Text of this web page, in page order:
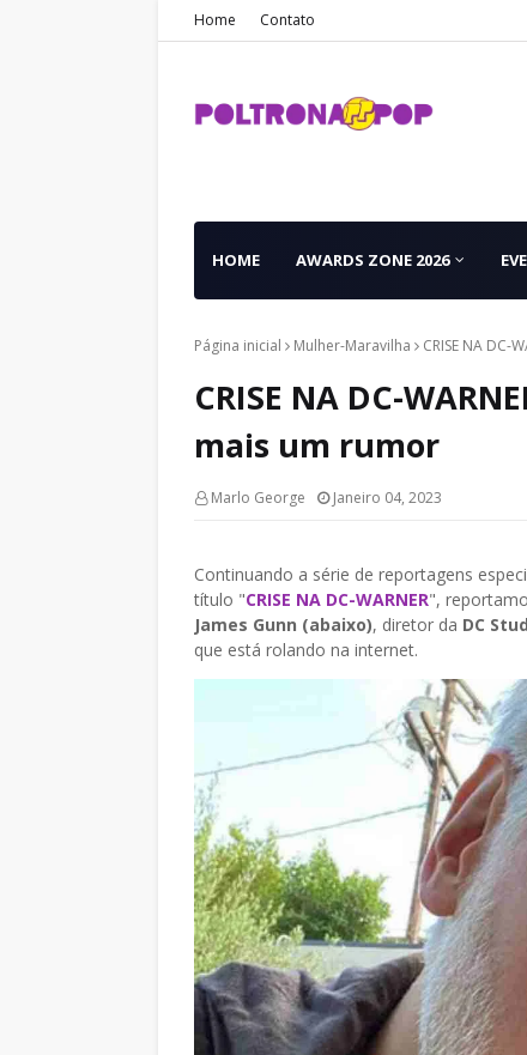
Home Contato
HOME AWARDS ZONE 2026
Página inicial Mulher-Maravilha CRISE NA DC-
CRISE NA DC-
mais um rumor
Marlo George Janeiro 04, 2023
Continuando a série de reportagens
título "CRISE NA DC-WARNER",
James Gunn (abaixo), diretor da DC
que está rolando na internet.